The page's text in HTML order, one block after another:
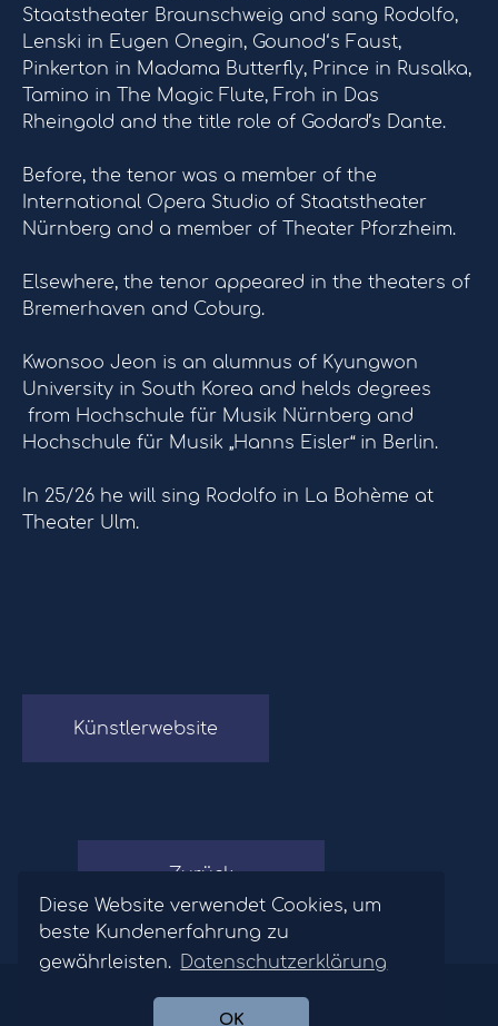
Diese Website verwendet Cookies, um
beste Kundenerfahrung zu
gewährleisten. Datenschutzerklärung
OK
Staatstheater Braunschweig and sang Rodolfo,
Lenski in Eugen Onegin, Gounod‘s Faust,
Pinkerton in Madama Butterfly, Prince in Rusalka,
Tamino in The Magic Flute, Froh in Das
Rheingold and the title role of Godard’s Dante.
Before, the tenor was a member of the
International Opera Studio of Staatstheater
Nürnberg and a member of Theater Pforzheim.
Elsewhere, the tenor appeared in the theaters of
Bremerhaven and Coburg.
Kwonsoo Jeon is an alumnus of Kyungwon
University in South Korea and helds degrees
from Hochschule für Musik Nürnberg and
Hochschule für Musik „Hanns Eisler“ in Berlin.
In 25/26 he will sing Rodolfo in La Bohème at
Theater Ulm.
Künstlerwebsite
Zurück
Impressum